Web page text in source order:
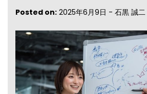
Posted on: 2025年6月9日 - 石黒 誠二